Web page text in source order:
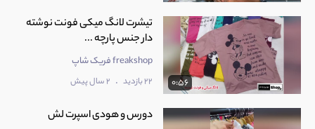
0:56
تیشرت لانگ میکی فونت نوشته
دار جنس پارچه ...
freakshop فریک شاپ
22 بازدید . 2 سال پیش
دورس و هودی اسپرت لش